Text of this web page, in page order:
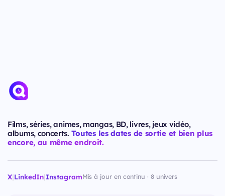
Films, séries, animes, mangas, BD, livres, jeux vidéo,
albums, concerts. Toutes les dates de sortie et bien plus
encore, au même endroit.
X|LinkedIn|InstagramMis à jour en continu · 8 univers